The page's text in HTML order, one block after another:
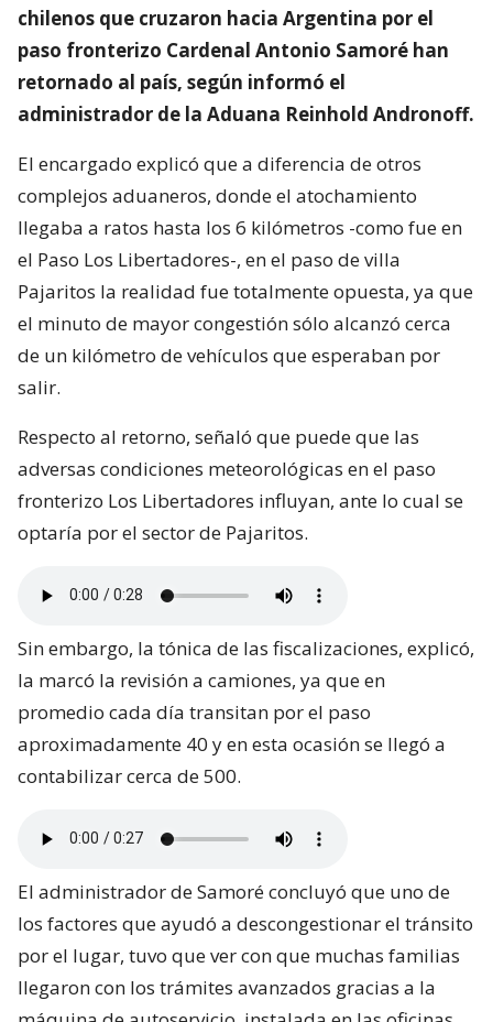
chilenos que cruzaron hacia Argentina por el
paso fronterizo Cardenal Antonio Samoré han
retornado al país, según informó el
administrador de la Aduana Reinhold Andronoff.
El encargado explicó que a diferencia de otros
complejos aduaneros, donde el atochamiento
llegaba a ratos hasta los 6 kilómetros -como fue en
el Paso Los Libertadores-, en el paso de villa
Pajaritos la realidad fue totalmente opuesta, ya que
el minuto de mayor congestión sólo alcanzó cerca
de un kilómetro de vehículos que esperaban por
salir.
Respecto al retorno, señaló que puede que las
adversas condiciones meteorológicas en el paso
fronterizo Los Libertadores influyan, ante lo cual se
optaría por el sector de Pajaritos.
Sin embargo, la tónica de las fiscalizaciones, explicó,
la marcó la revisión a camiones, ya que en
promedio cada día transitan por el paso
aproximadamente 40 y en esta ocasión se llegó a
contabilizar cerca de 500.
El administrador de Samoré concluyó que uno de
los factores que ayudó a descongestionar el tránsito
por el lugar, tuvo que ver con que muchas familias
llegaron con los trámites avanzados gracias a la